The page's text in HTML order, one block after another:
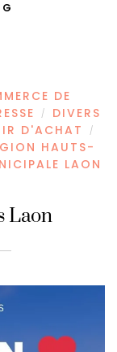
DE
/ DIVERS
D'ACHAT /
HAUTS-
LAON
Laon